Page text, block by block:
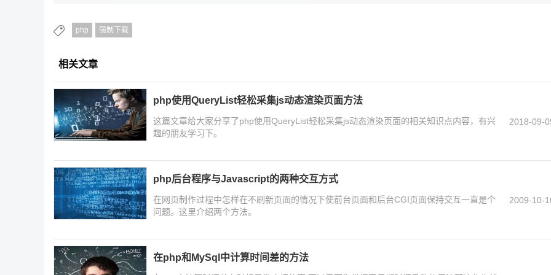
php 强制下载
相关文章
php使用QueryList轻松采集js动态渲染页面方法
这篇文章给大家分享了php使用QueryList轻松采集js动态渲染页面的相关知识点内容，有兴
趣的朋友学习下。
2018-09-
php后台程序与Javascript的两种交互方式
在网页制作过程中怎样在不刷新页面的情况下使前台页面和后台CGI页面保持交互一直是个
问题。这里介绍两个方法。
2009-10-
在php和MySql中计算时间差的方法